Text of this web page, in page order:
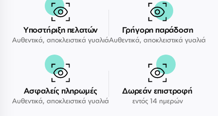
Υποστήριξη πελατών
Αυθεντικά, αποκλειστικά γυαλιά
Γρήγορη παράδοση
Αυθεντικά, αποκλειστικά γυαλιά
Ασφαλείς πληρωμές
Αυθεντικά, αποκλειστικά γυαλιά
Δωρεάν επιστροφή
εντός 14 ημερών